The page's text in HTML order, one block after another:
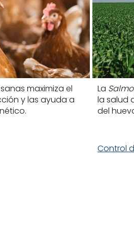
maximiza el
y las ayuda a
La
la salud
del
Control